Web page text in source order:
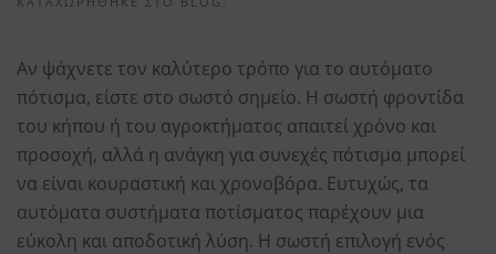
Αν ψάχνετε τον καλύτερο τρόπο για το αυτόματο
πότισμα, είστε στο σωστό σημείο. Η σωστή φροντίδα
του κήπου ή του αγροκτήματος απαιτεί χρόνο και
προσοχή, αλλά η ανάγκη για συνεχές πότισμα μπορεί
να είναι κουραστική και χρονοβόρα. Ευτυχώς, τα
αυτόματα συστήματα ποτίσματος παρέχουν μια
εύκολη και αποδοτική λύση. Η σωστή επιλογή ενός